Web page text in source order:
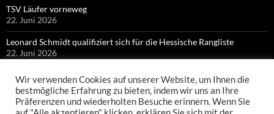
TSV Läufer vorneweg
22. Juni 2026
Leonard Schmidt qualifiziert sich für die Hessische Rangliste
22. Juni 2026
Bronze für Colin Bischof bei Hessischen Meisterschaften
21. Juni 2026
Wir verwenden Cookies auf unserer Website, um Ihnen die
bestmögliche Erfahrung zu bieten, indem wir uns an Ihre
Präferenzen und wiederholten Besuche erinnern. Wenn Sie